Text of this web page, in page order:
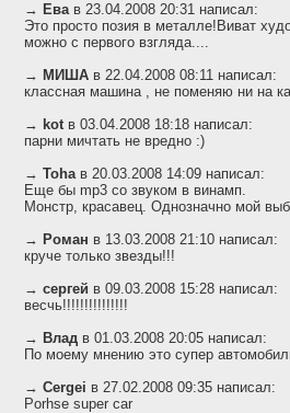
→ Евав 23.04.2008 20:31 написал:
Это просто позия в металле!Виват
можно с первого взгляда....
→ МИША в 22.04.2008 08:11 написал:
классная машина , не поменяю ни на
→ kotв 03.04.2008 18:18 написал:
парни мичтать не вредно :)
→ Tohaв 20.03.2008 14:09 написал:
Еще бы mp3 со звуком в винамп.
Монстр, красавец. Однозначно мой
→ Роман в 13.03.2008 21:10 написал:
круче только звезды!!!
→ сергей в 09.03.2008 15:28 написал:
весчь!!!!!!!!!!!!!!!
→ Влад в 01.03.2008 20:05 написал:
По моему мнению это супер
→ Cergei в 27.02.2008 09:35 написал:
Porhse super car